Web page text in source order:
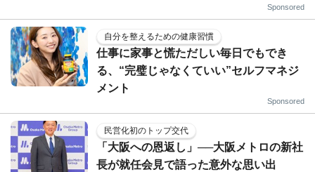
Sponsored
自分を整えるための健康習慣
仕事に家事と慌ただしい毎日でもでき
る、“完璧じゃなくていい”セルフマネジ
メント
Sponsored
民営化初のトップ交代
「大阪への恩返し」──大阪メトロの新社
長が就任会見で語った意外な思い出